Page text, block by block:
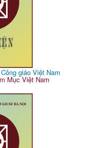
giáo Việt Nam
Mục Việt Nam